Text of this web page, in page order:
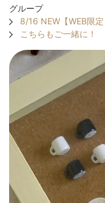
グループ
8/16 NEW【WEB限
こちらもご一緒に！